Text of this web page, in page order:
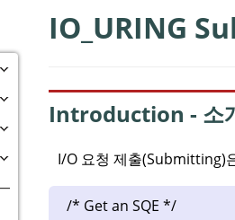
IO_URING
Introduction - 소
I/O 요청 제출(Submitting)
/* Get an SQE */